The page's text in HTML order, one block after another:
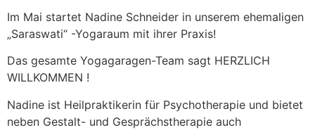
Im Mai startet Nadine Schneider in unserem ehemaligen
„Saraswati“ -Yogaraum mit ihrer Praxis!
Das gesamte Yogagaragen-Team sagt HERZLICH
WILLKOMMEN !
Nadine ist Heilpraktikerin für Psychotherapie und bietet
neben Gestalt- und Gesprächstherapie auch